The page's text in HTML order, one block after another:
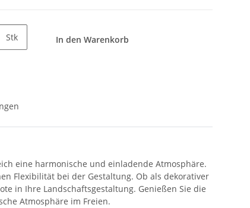
Stk In den Warenkorb
eine harmonische und einladende Atmosphäre.
Flexibilität bei der Gestaltung. Ob als dekorativer
in Ihre Landschaftsgestaltung. Genießen Sie die
Atmosphäre im Freien.